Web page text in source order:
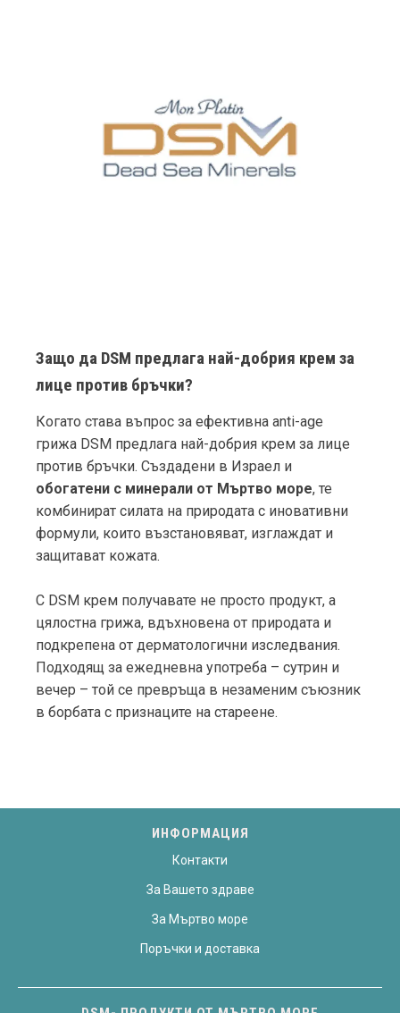
Защо да DSM предлага най-добрия крем за
лице против бръчки?
Когато става въпрос за ефективна anti-age
грижа DSM предлага най-добрия крем за лице
против бръчки. Създадени в Израел и
обогатени с минерали от Мъртво море, те
комбинират силата на природата с иновативни
формули, които възстановяват, изглаждат и
защитават кожата.
С DSM крем получавате не просто продукт, а
цялостна грижа, вдъхновена от природата и
подкрепена от дерматологични изследвания.
Подходящ за ежедневна употреба – сутрин и
вечер – той се превръща в незаменим съюзник
в борбата с признаците на стареене.
ИНФОРМАЦИЯ
Контакти
За Вашето здраве
За Мъртво море
Поръчки и доставка